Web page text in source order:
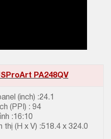
PA248QV
(inch) :24.1
(PPI) : 94
:16:10
thị (H x V) :518.4 x 324.0